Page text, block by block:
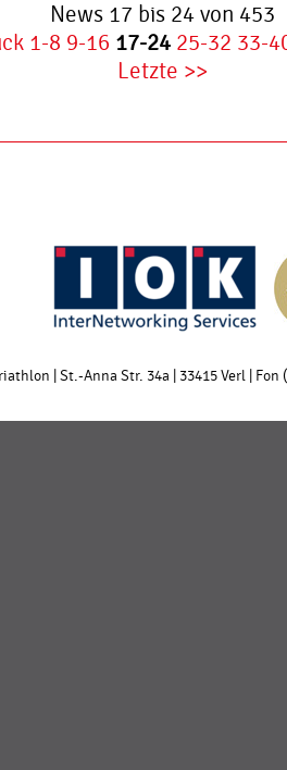
News 17 bis 24 von 453
1-8 9-16 17-24 25-32 33-
Letzte >>
| St.-Anna Str. 34a | 33415 Verl | Fon